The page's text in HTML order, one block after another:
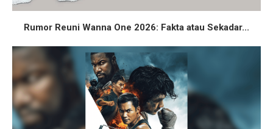
Rumor Reuni Wanna One 2026: Fakta atau Sekadar...